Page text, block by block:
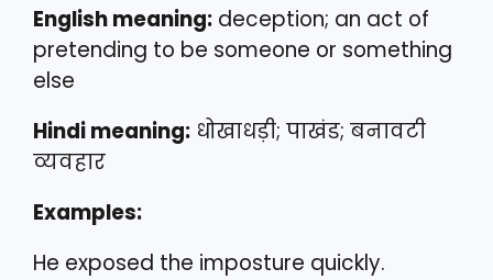
English meaning: deception; an act of
pretending to be someone or something
else
Hindi meaning: धोखाधड़ी; पाखंड; बनावटी
व्यवहार
Examples:
He exposed the imposture quickly.